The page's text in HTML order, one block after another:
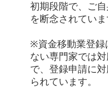
初期段階で、ご
を断念されていま
※資金移動業登録
ない専門家では
で、登録申請に
られています。